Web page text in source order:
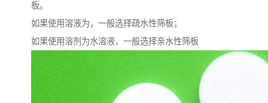
板。
如果使用溶液为，一般选择疏水性筛板；
如果使用溶剂为水溶液，一般选择亲水性筛板